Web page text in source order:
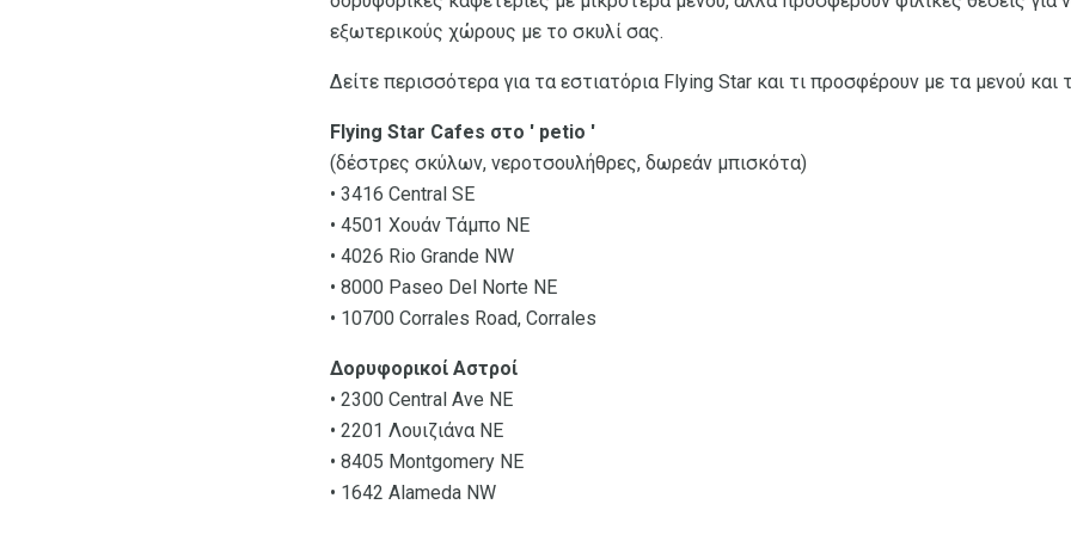
εξωτερικούς χώρους με το σκυλί σας.
Δείτε περισσότερα για τα εστιατόρια Flying Star και τι προσφέρουν με τα μενού και
Flying Star Cafes στο ' petio '
(δέστρες σκύλων, νεροτσουλήθρες, δωρεάν μπισκότα)
• 3416 Central SE
• 4501 Χουάν Τάμπο ΝΕ
• 4026 Rio Grande NW
• 8000 Paseo Del Norte NE
• 10700 Corrales Road, Corrales
Δορυφορικοί Αστροί
• 2300 Central Ave NE
• 2201 Λουιζιάνα NE
• 8405 Montgomery NE
• 1642 Alameda NW